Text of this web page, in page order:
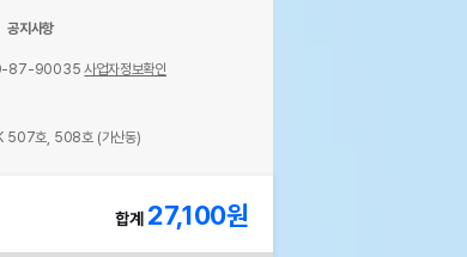
합계 27,100원
공지사항
87-90035사업자정보확인
507호, 508호 (가산동)